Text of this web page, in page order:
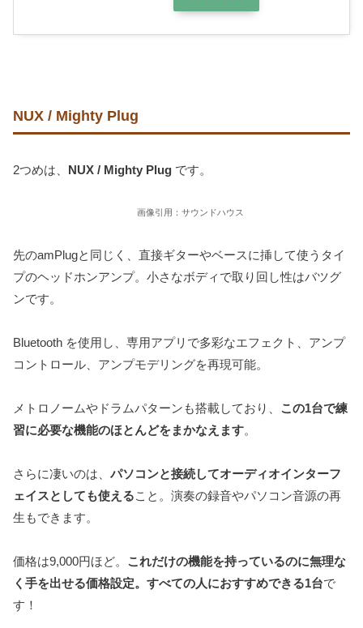
NUX / Mighty Plug
2つめは、 NUX / Mighty Plug です。
画像引用：サウンドハウス
先のamPlugと同じく、直接ギターやベースに挿して使うタイ
プのヘッドホンアンプ。小さなボディで取り回し性はバツグ
ンです。
Bluetooth を使用し、専用アプリで多彩なエフェクト、アンプ
コントロール、アンプモデリングを再現可能。
メトロノームやドラムパターンも搭載しており、 この1台で練
習に必要な機能のほとんどをまかなえます。
さらに凄いのは、 パソコンと接続してオーディオインターフ
ェイスとしても使えること。演奏の録音やパソコン音源の再
生もできます。
価格は9,000円ほど。 これだけの機能を持っているのに無理な
く手を出せる価格設定。すべての人におすすめできる1台で
す！